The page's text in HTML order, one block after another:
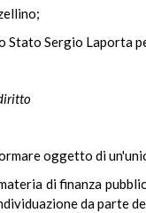
Stato Sergio Laporta
oggetto di
di finanza
da parte